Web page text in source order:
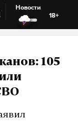
Новости
18+
105